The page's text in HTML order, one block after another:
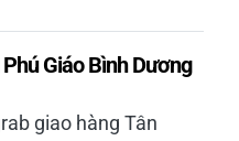
Giáo Bình Dương
giao hàng Tân